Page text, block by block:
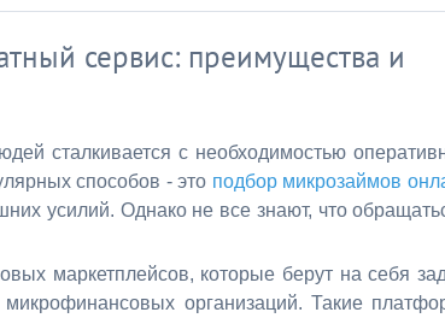
сервис: преимущества и
сталкивается с необходимостью
способов - это подбор микрозаймов
усилий. Однако не все знают, что
маркетплейсов, которые берут на себя
организаций. Такие